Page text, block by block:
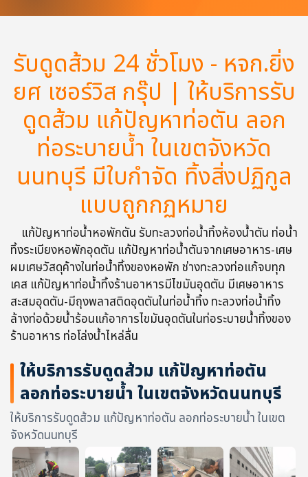
รับดูดส้วม 24 ชั่วโมง - หจก.ยิ่ง
ยศ เซอร์วิส กรุ๊ป | ให้บริการรับ
ดูดส้วม แก้ปัญหาท่อตัน ลอก
ท่อระบายน้ำ ในเขตจังหวัด
นนทบุรี มีใบกำจัด ทิ้งสิ่งปฏิกูล
แบบถูกกฏหมาย
แก้ปัญหาท่อน้ำหอพักตัน รับทะลวงท่อน้ำทิ้งห้องน้ำตัน ท่อน้ำ
ทิ้งระเบียงหอพักอุดตัน แก้ปัญหาท่อน้ำตันจากเศษอาหาร-เศษ
ผมเศษวัสดุค้างในท่อน้ำทิ้งของหอพัก ช่างทะลวงท่อแก้จบทุก
เคส แก้ปัญหาท่อน้ำทิ้งร้านอาหารมีไขมันอุดตัน มีเศษอาหาร
สะสมอุดตัน-มีถุงพลาสติดอุดตันในท่อน้ำทิ้ง ทะลวงท่อน้ำทิ้ง
ล้างท่อด้วยน้ำร้อนแก้อาการไขมันอุดตันในท่อระบายน้ำทิ้งของ
ร้านอาหาร ท่อโล่งน้ำไหล่ลื่น
ให้บริการรับดูดส้วม แก้ปัญหาท่อตัน
ลอกท่อระบายน้ำ ในเขตจังหวัดนนทบุรี
ให้บริการรับดูดส้วม แก้ปัญหาท่อตัน ลอกท่อระบายน้ำ ในเขต
จังหวัดนนทบุรี